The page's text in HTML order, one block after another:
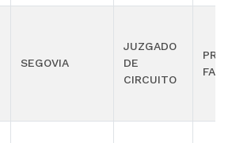
SEGOVIA
JUZGADO
DE
CIRCUITO